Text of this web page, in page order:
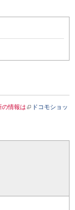
の情報は
ドコモショッ